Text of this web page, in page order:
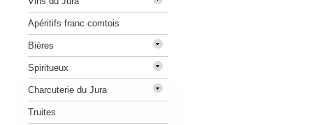
Apéritifs franc comtois
Bières
Spiritueux
Charcuterie du Jura
Truites